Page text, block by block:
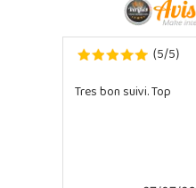
(5/5)
Tres bon suivi. Top